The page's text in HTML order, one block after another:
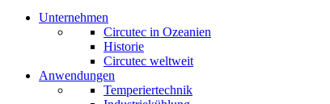
Unternehmen
Circutec in Ozeanien
Historie
Circutec weltweit
Anwendungen
Temperiertechnik